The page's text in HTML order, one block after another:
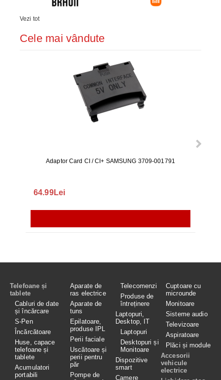
Vezi tot
Cele mai vândute
Adaptor Card CI / CI+ SAMSUNG 3709-001791
64.99Lei
Telefoane și
tablete
Cabluri de date
și încărcare
S-Pen
Încărcătoare
Huse, capace
telefoane și
tablete
Acumulatori
portabili
Aparate de
ras electrice
Aparate de
tuns
Epilatoare,
produse IPL
Perii faciale
Uscătoare și
perii pentru
păr
Pompe de
Telecomenzi
Produse de
întreținere
Laptopuri,
Desktop, IT
Laptopuri
Desktopuri și
Monitoare
Dispozitive
smart
Camere
Cuptoare cu
microunde
Monitoare
Sisteme audio
Televizoare
Aspiratoare
Plăci și module
Accesorii
vehicule
electrice